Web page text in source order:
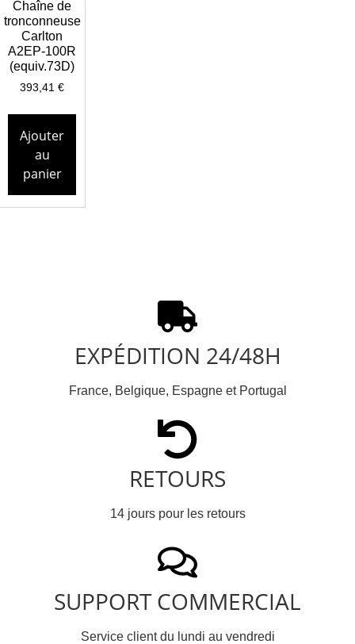
Chaîne de
tronconneuse
Carlton
A2EP-100R
(equiv.73D)
393,41€
Ajouter
au
panier
EXPÉDITION 24/48H
France, Belgique, Espagne et Portugal
RETOURS
14 jours pour les retours
SUPPORT COMMERCIAL
Service client du lundi au vendredi